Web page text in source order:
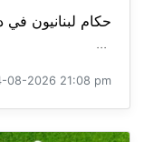
حكام لبنانيون في
...
08-2026 21:08 pm